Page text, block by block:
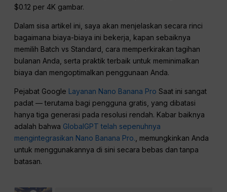
$0.12 per 4K gambar.
Dalam sisa artikel ini, saya akan menjelaskan secara rinci
bagaimana biaya-biaya ini bekerja, kapan sebaiknya
memilih Batch vs Standard, cara memperkirakan tagihan
bulanan Anda, serta praktik terbaik untuk meminimalkan
biaya dan mengoptimalkan penggunaan Anda.
Pejabat Google Layanan Nano Banana Pro Saat ini sangat
padat — terutama bagi pengguna gratis, yang dibatasi
hanya tiga generasi pada resolusi rendah. Kabar baiknya
adalah bahwa GlobalGPT telah sepenuhnya
mengintegrasikan Nano Banana Pro., memungkinkan Anda
untuk menggunakannya di sini secara bebas dan tanpa
batasan.